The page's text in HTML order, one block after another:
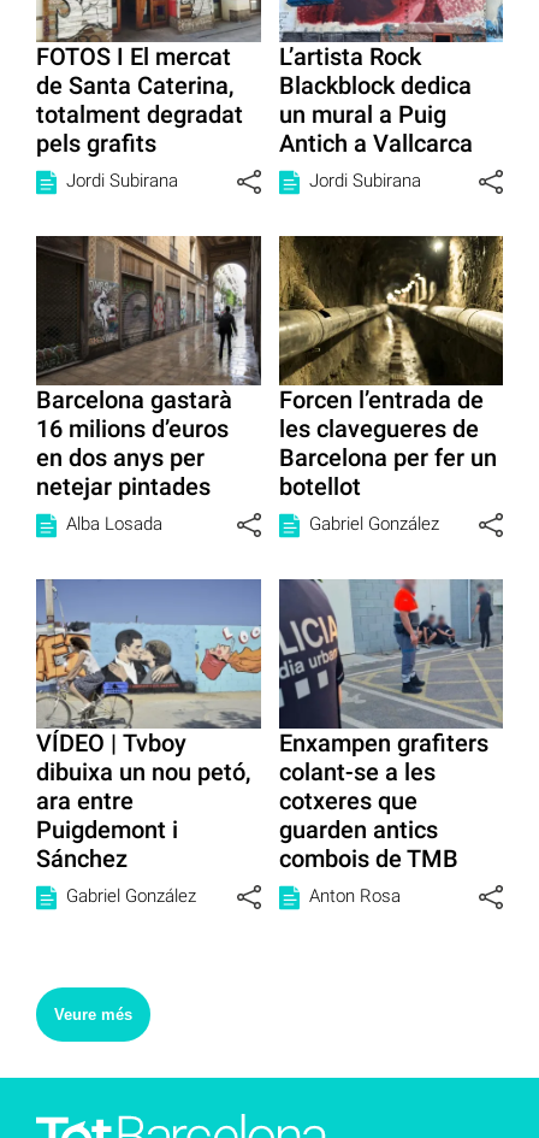
FOTOS I El mercat
de Santa Caterina,
totalment degradat
pels grafits
Jordi Subirana
L’artista Rock
Blackblock dedica
un mural a Puig
Antich a Vallcarca
Jordi Subirana
Barcelona gastarà
16 milions d’euros
en dos anys per
netejar pintades
Alba Losada
Forcen l’entrada de
les clavegueres de
Barcelona per fer un
botellot
Gabriel González
VÍDEO | Tvboy
dibuixa un nou petó,
ara entre
Puigdemont i
Sánchez
Gabriel González
Enxampen grafiters
colant-se a les
cotxeres que
guarden antics
combois de TMB
Anton Rosa
Veure més